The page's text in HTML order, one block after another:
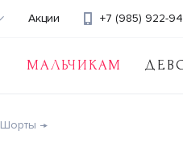
МАЛЬЧИКАМ
+7 (985) 922-
Акции
Шорты